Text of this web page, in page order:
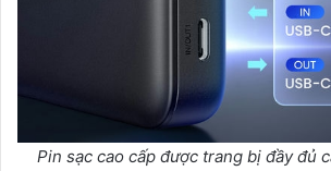
Pin sạc cao cấp được trang bị đầy đủ